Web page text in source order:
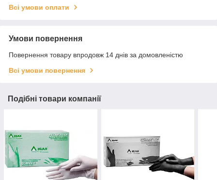
Всі умови оплати
Умови повернення
Повернення товару впродовж 14 днів за домовленістю
Всі умови повернення
Подібні товари компанії